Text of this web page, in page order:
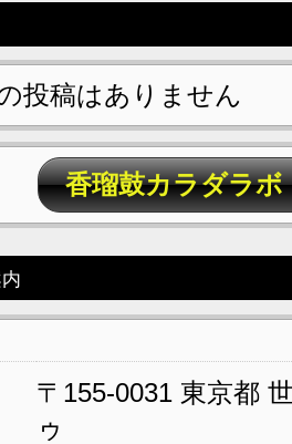
投稿はありません
香瑠鼓カラダラ
〒155-0031 東京都
ゥ